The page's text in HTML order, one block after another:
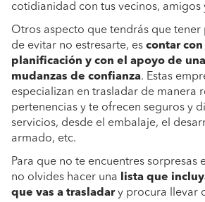
cotidianidad con tus vecinos, amigos
Otros aspecto que tendrás que tener
de evitar no estresarte, es contar
planificación y con el apoyo de
mudanzas de confianza. Estas
especializan en trasladar de manera
pertenencias y te ofrecen seguros y
servicios, desde el embalaje, el
armado, etc.
Para que no te encuentres sorpresas
no olvides hacer una
lista que
que vas a trasladary procura llevar